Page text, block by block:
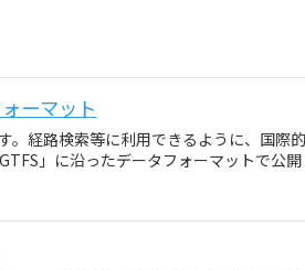
ーマット
。経路検索等に利用できるように、国際
」に沿ったデータフォーマットで公開